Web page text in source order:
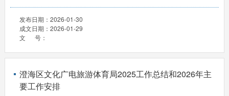
发布日期： 2026-01-30
成文日期： 2026-01-29
文 号：
澄海区文化广电旅游体育局2025工作总结和2026年主
要工作安排